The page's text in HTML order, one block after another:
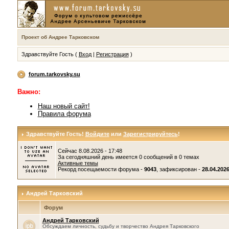
Проект об Андрее Тарковском
Здравствуйте Гость ( Вход| Регистрация)
forum.tarkovsky.su
Важно:
Наш новый сайт!
Правила форума
Здравствуйте Гость! Войдитеили Зарегистрируйтесь!
Сейчас 8.08.2026 - 17:48
За сегодняшний день имеется 0 сообщений в 0 темах
Активные темы
Рекорд посещаемости форума - 9043, зафиксирован -
Андрей Тарковский
Форум
Андрей Тарковский
Обсуждаем личность, судьбу и творчество Андрея Тарковского